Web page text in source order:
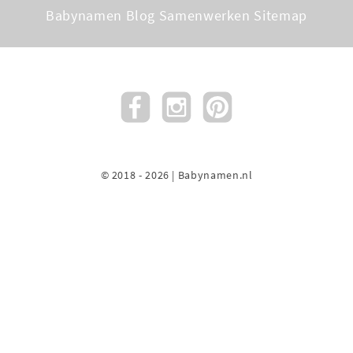
Babynamen Blog Samenwerken Sitemap
© 2018 - 2026 | Babynamen.nl